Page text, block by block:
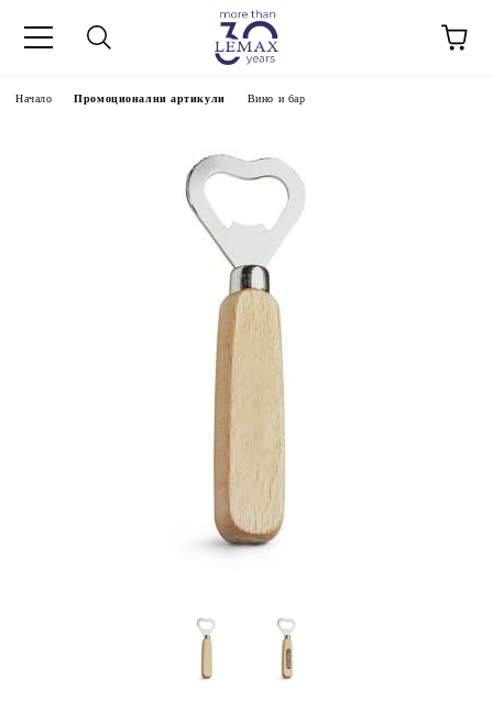
Начало Промоционални артикули Вино и бар